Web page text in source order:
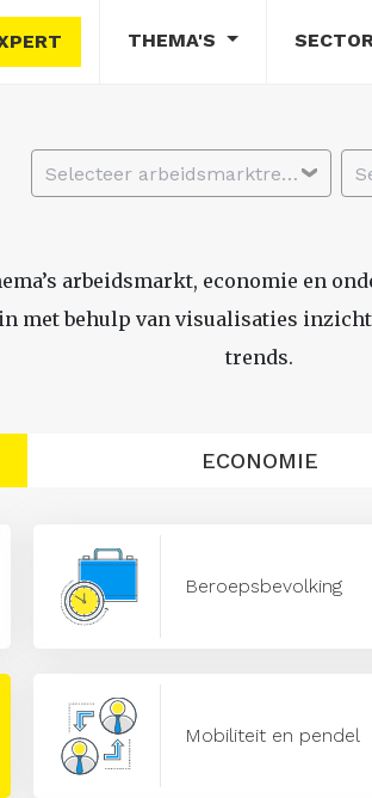
THEMA'S
Selecteer arbeidsmarktregio
arbeidsmarkt, economie en
met behulp van visualisaties
trends.
ECONOMIE
Beroepsbevolking
Mobiliteit en pendel